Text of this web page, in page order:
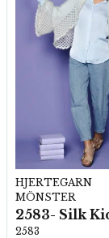
HJERTEGARN
MÖNSTER
2583